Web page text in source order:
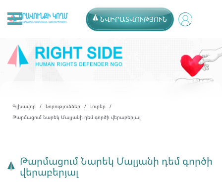
ՆՎԻՐԱՏՎՈՒԹՅՈՒՆ
Գլխավոր Նորություններ
Լուրեր
Թարմացում Նարեկ Մալյանի դեմ գործի վերաբերյալ
Թարմացում Նարեկ Մալյանի դեմ գործի
վերաբերյալ